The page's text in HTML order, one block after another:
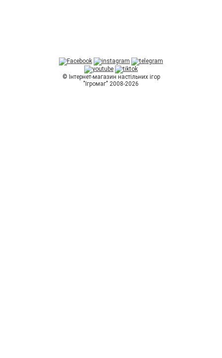
© Інтернет-магазин настільних ігор
"Ігромаг" 2008-2026